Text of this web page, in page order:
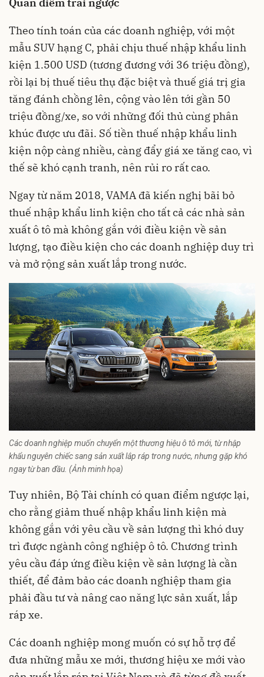
Quan điểm trái ngược
Theo tính toán của các doanh nghiệp, với một
mẫu SUV hạng C, phải chịu thuế nhập khẩu linh
kiện 1.500 USD (tương đương với 36 triệu đồng),
rồi lại bị thuế tiêu thụ đặc biệt và thuế giá trị gia
tăng đánh chồng lên, cộng vào lên tới gần 50
triệu đồng/xe, so với những đối thủ cùng phân
khúc được ưu đãi. Số tiền thuế nhập khẩu linh
kiện nộp càng nhiều, càng đẩy giá xe tăng cao, vì
thế sẽ khó cạnh tranh, nên rủi ro rất cao.
Ngay từ năm 2018, VAMA đã kiến nghị bãi bỏ
thuế nhập khẩu linh kiện cho tất cả các nhà sản
xuất ô tô mà không gắn với điều kiện về sản
lượng, tạo điều kiện cho các doanh nghiệp duy trì
và mở rộng sản xuất lắp trong nước.
Các doanh nghiệp muốn chuyển một thương hiệu ô tô mới, từ nhập
khẩu nguyên chiếc sang sản xuất lắp ráp trong nước, nhưng gặp khó
ngay từ ban đầu. (Ảnh minh họa)
Tuy nhiên, Bộ Tài chính có quan điểm ngược lại,
cho rằng giảm thuế nhập khẩu linh kiện mà
không gắn với yêu cầu về sản lượng thì khó duy
trì được ngànhcông nghiệp ô tô. Chương trình
yêu cầu đáp ứng điều kiện về sản lượng là cần
thiết, để đảm bảo các doanh nghiệp tham gia
phải đầu tư và nâng cao năng lực sản xuất, lắp
ráp xe.
Các doanh nghiệp mong muốn có sự hỗ trợ để
đưa những mẫu xe mới, thương hiệu xe mới vào